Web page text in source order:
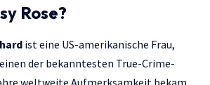
Rose?
ist eine US-amerikanische Frau,
der bekanntesten True-Crime-